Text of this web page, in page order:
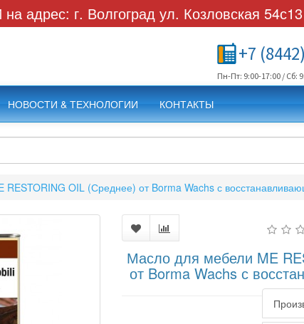
адрес: г. Волгоград ул. Козловская 54с13
+7
Пн-Пт: 9:00-17:00 / Сб:
НОВОСТИ & ТЕХНОЛОГИИ КОНТАКТЫ
RESTORING OIL (Среднее) от Borma Wachs с
Масло для мебели ME
от Borma Wachs с